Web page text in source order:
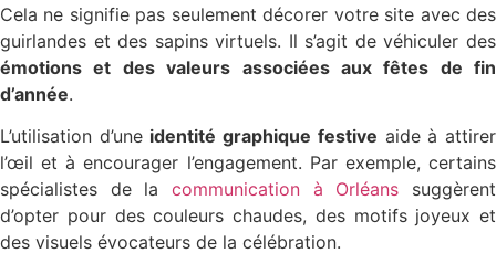
Cela ne signifie pas seulement décorer votre site avec des
guirlandes et des sapins virtuels. Il s’agit de véhiculer des
émotions et des valeurs associées aux fêtes de fin
d’année.
L’utilisation d’une identité graphique festive aide à attirer
l’œil et à encourager l’engagement. Par exemple, certains
spécialistes de la communication à Orléans suggèrent
d’opter pour des couleurs chaudes, des motifs joyeux et
des visuels évocateurs de la célébration.